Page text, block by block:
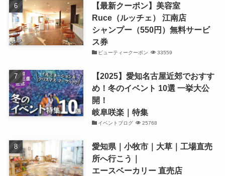
【最新クーポン】美容室
Ruce（ルッチェ） 江南店
シャンプー（550円）無料サービ
ス券
ビューティークーポン 33559
【2025】愛知名古屋近郊でおすす
め！冬のイベント 10選 一挙大公
開！
岐阜咲楽｜特集
イベントブログ 25768
愛知県｜小牧市｜大草｜工場直売
所へ行こう｜
エースベーカリー 直売店